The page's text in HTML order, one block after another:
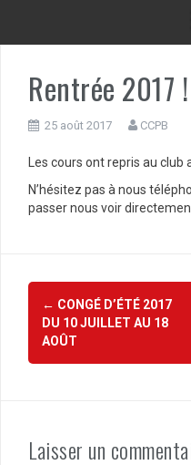
Rentrée 2017 !
25 août 2017 CCPB
Les cours ont repris au club
N’hésitez pas à nous
passer nous voir
Navigation
d'article
← CONGÉ D’ÉTÉ 2017
DU 10 JUILLET AU 18
AOÛT
Laisser un